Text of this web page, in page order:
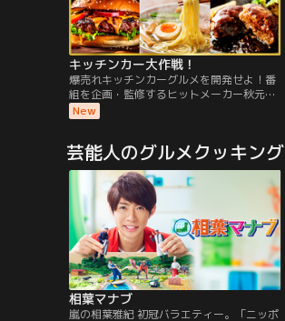
キッチンカー大作戦！
爆売れキッチンカーグルメを開発せよ！番
組を企画・監修するヒットメーカー秋元康
のもとに集った「食の賢人」＆天才シェフ
が誰もが驚く斬新メニューを発明！そして
届け人はヒロミ＆指原莉乃
New
芸能人のグルメクッキング
相葉マナブ
嵐の相葉雅紀 初冠バラエティー。「ニッポ